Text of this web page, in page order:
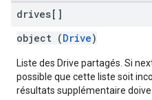
drives[]
object (Drive)
Liste des Drive partagés. Si
possible que cette liste soit
résultats supplémentaire doive